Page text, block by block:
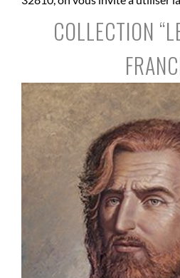
COLLECTION